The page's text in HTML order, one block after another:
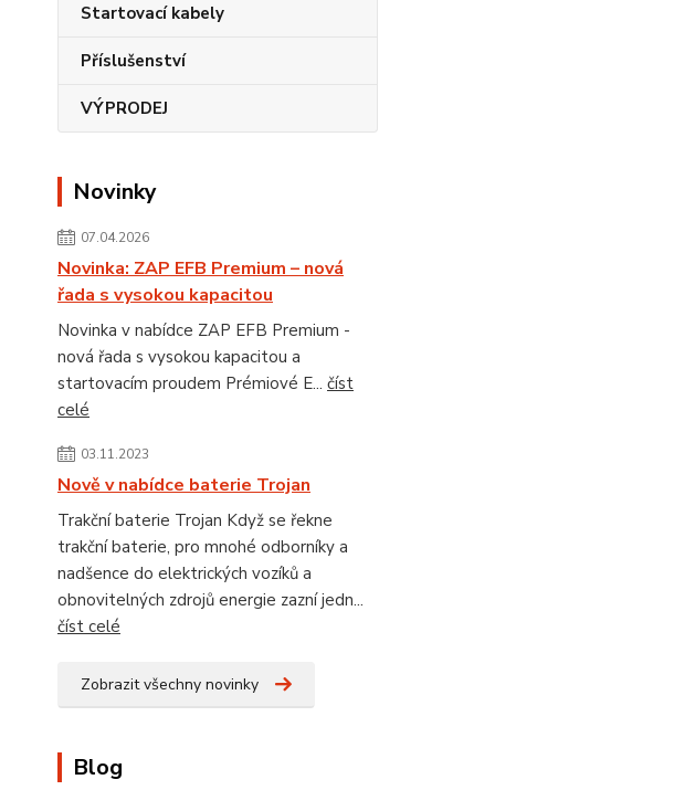
Startovací kabely
Příslušenství
VÝPRODEJ
Novinky
07.04.2026
Novinka: ZAP EFB Premium – nová
řada s vysokou kapacitou
Novinka v nabídce ZAP EFB Premium -
nová řada s vysokou kapacitou a
startovacím proudem Prémiové E... číst
celé
03.11.2023
Nově v nabídce baterie Trojan
Trakční baterie Trojan Když se řekne
trakční baterie, pro mnohé odborníky a
nadšence do elektrických vozíků a
obnovitelných zdrojů energie zazní jedn...
číst celé
Zobrazit všechny novinky
Blog